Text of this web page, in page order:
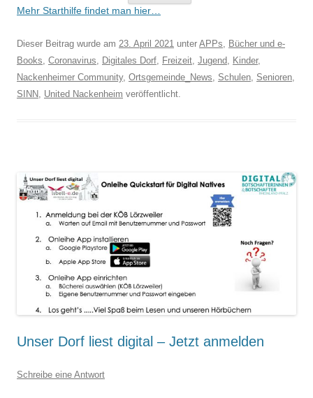
Mehr Starthilfe findet man hier…
Dieser Beitrag wurde am 23. April 2021 unter APPs
Bücher und e-
Books Coronavirus Digitales Dorf Freizeit Jugend Kinder,
Nackenheimer Community, Ortsgemeinde_News Schulen Senioren
SINN
United Nackenheim veröffentlicht.
Unser Dorf liest digital – Jetzt anmelden
Schreibe eine Antwort